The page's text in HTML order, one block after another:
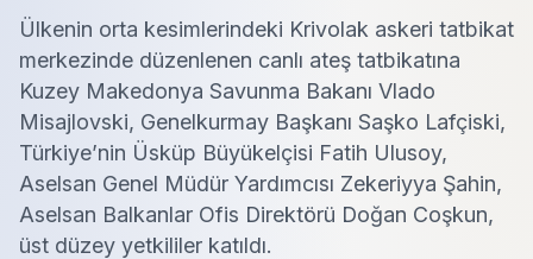
Ülkenin orta kesimlerindeki Krivolak askeri tatbikat
merkezinde düzenlenen canlı ateş tatbikatına
Kuzey Makedonya Savunma Bakanı Vlado
Misajlovski, Genelkurmay Başkanı Saşko Lafçiski,
Türkiye’nin Üsküp Büyükelçisi Fatih Ulusoy,
Aselsan Genel Müdür Yardımcısı Zekeriyya Şahin,
Aselsan Balkanlar Ofis Direktörü Doğan Coşkun,
üst düzey yetkililer katıldı.